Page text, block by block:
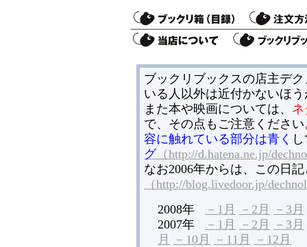
ブックリブックスの店主デ
いる人以外は近付かないほ
また本や映画については、
で、その点もご注意くださ
容に触れている部分は青く
グ（http://d.hatena.ne.jp/
なお2006年からは、この日
（http://blog.livedoor.jp/
2008年
－1月 －2月
－3月
2007年
－1月 －2月
－3月
月
－10月 －11月
－12月